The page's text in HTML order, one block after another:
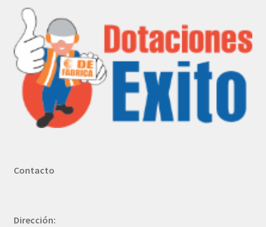
Contacto
Dirección: